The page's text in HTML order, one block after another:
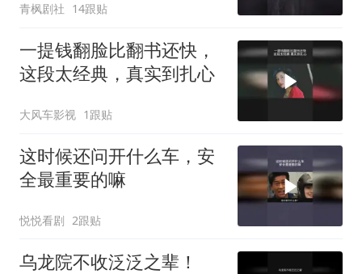
青枫剧社 14跟贴
一提钱翻脸比翻书还快，
这段太经典，真实到扎心
大风车影视 1跟贴
这时候还问开什么车，安
全最重要的嘛
悦悦看剧 2跟贴
乌龙院不收泛泛之辈！